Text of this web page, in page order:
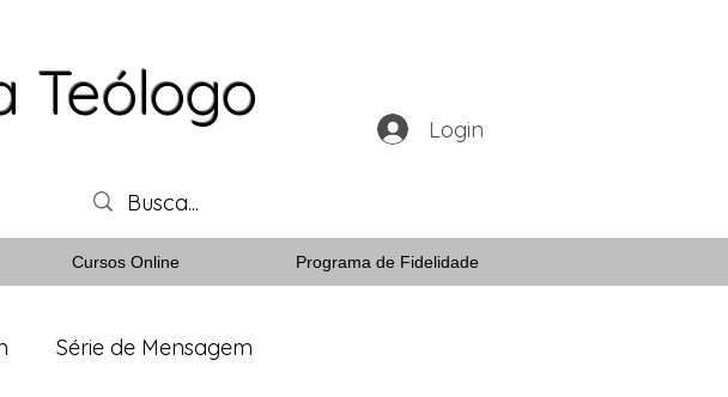
Teólogo Login
Cursos Online Programa de Fidelidade
Série de Mensagem